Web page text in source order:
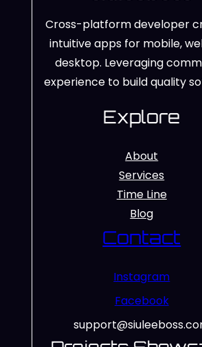
Cross-platform developer
intuitive apps for mobile,
desktop. Leveraging
experience to build quality
Explore
About
Services
Time Line
Blog
Contact
Instagram
Facebook